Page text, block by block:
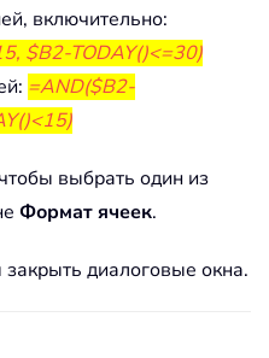
включительно:
$B2-TODAY()<=30)
=AND($B2-
выбрать один из
Формат ячеек.
закрыть диалоговые окна.